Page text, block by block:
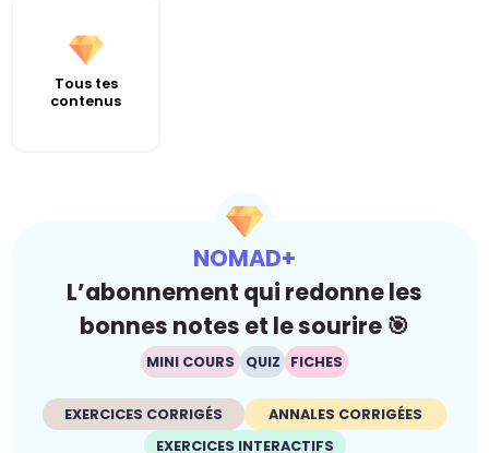
Tous tes
contenus
NOMAD+
L’abonnement qui redonne les
bonnes notes et le sourire 🎯
MINI COURS QUIZ FICHES
EXERCICES CORRIGÉS
ANNALES CORRIGÉES
EXERCICES INTERACTIFS